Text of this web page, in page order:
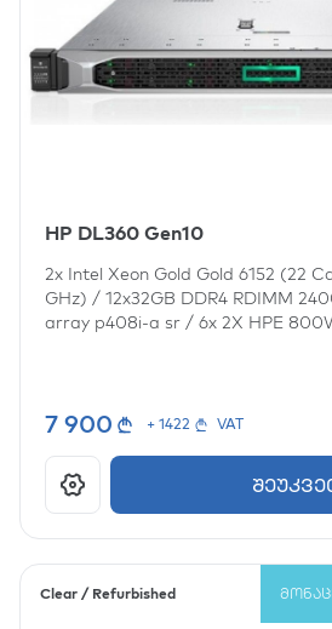
HP DL360 Gen10
2x Intel Xeon Gold Gold 6152 (22
GHz) / 12x32GB DDR4 RDIMM
array p408i-a sr / 6x 2X HPE
7 900 + 1422 VAT
Clear / Refurbished